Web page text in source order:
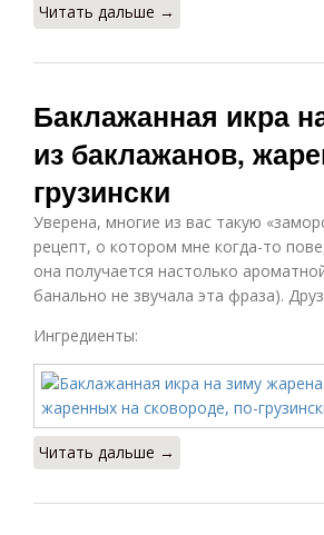
Читать дальше →
Баклажанная икра
из баклажанов,
грузински
Уверена, многие из вас такую
рецепт, о котором мне когда-то
она получается настолько
банально не звучала эта фраза).
Ингредиенты:
Читать дальше →